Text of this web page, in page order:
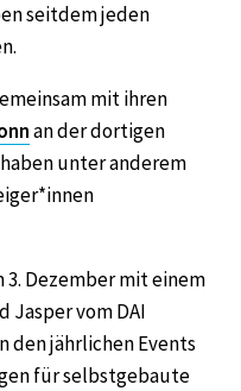
seitdem jeden
mit ihren
an der dortigen
unter anderem
3. Dezember mit einem
Jasper vom DAI
den jährlichen Events
für selbstgebaute